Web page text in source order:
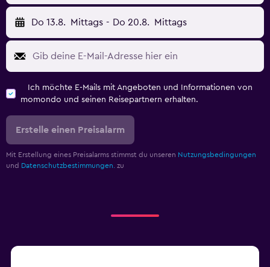
Do 13.8. Mittags - Do 20.8. Mittags
Ich möchte E-Mails mit Angeboten und Informationen von
momondo und seinen Reisepartnern erhalten.
Erstelle einen Preisalarm
Mit Erstellung eines Preisalarms stimmst du unseren Nutzungsbedingungen
und Datenschutzbestimmungen. zu